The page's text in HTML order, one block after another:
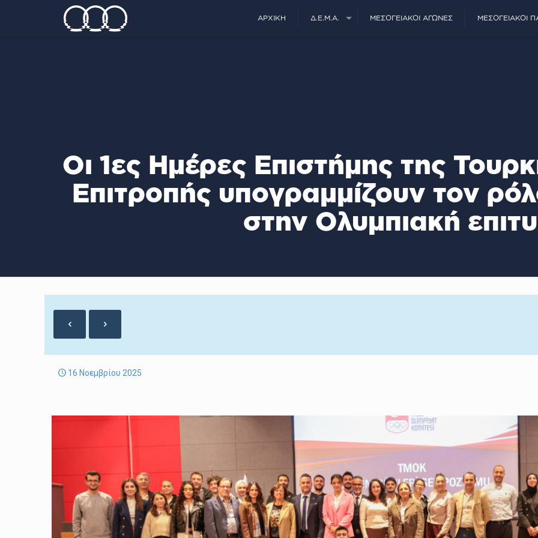
ΑΡΧΙΚΉ Δ.Ε.Μ.Α. ΜΕΣΟΓΕΙΑΚΟΊ ΑΓΏΝΕΣ ΜΕΣΟΓΕΙΑΚΟΊ
Οι 1ες Ημέρες Επιστήμης της
Επιτροπής υπογραμμίζουν τον
στην Ολυμπιακή
16 Νοεμβρίου 2025